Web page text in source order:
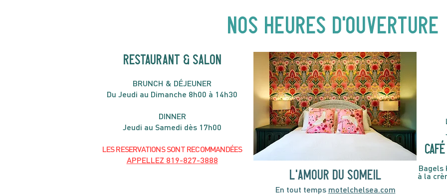
RESTAURANT & SALON
BRUNCH & DÉJEUNER
Du Jeudi au Dimanche 8h00 à 14h30
DINNER
Jeudi au Samedi dès 17h00
LES RESERVATIONSSONT RECOMMANDÉES
APPELLEZ 819-827-3888
l'amour du someil
En tout temps motelchelsea.com
café
Bagels
à la
NOS heures d'ouverture